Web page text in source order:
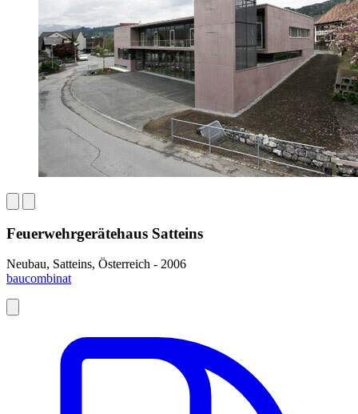
Feuerwehrgerätehaus Satteins
Neubau, Satteins, Österreich - 2006
baucombinat